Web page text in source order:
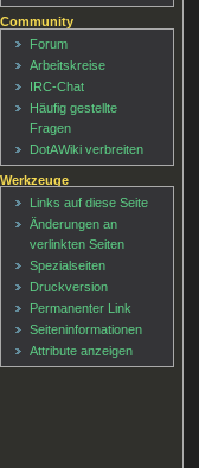
Community
Forum
Arbeitskreise
IRC-Chat
Häufig gestellte
Fragen
DotAWiki verbreiten
Werkzeuge
Links auf diese Seite
Änderungen an
verlinkten Seiten
Spezialseiten
Druckversion
Permanenter Link
Seiten­informationen
Attribute anzeigen